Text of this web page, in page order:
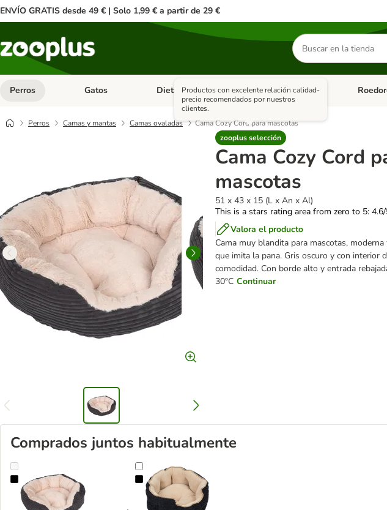
ENVÍO GRATIS desde 49 € | Solo 1,99 € a partir de 29 €
Buscar
productos
Perros Menú de categoria abierto: Perros
Gatos Menú de categoria abierto: Gatos
Dieta Vet. Menú de categoria abierto: Dieta Vet.
Antiparasitarios Menú
Perros Camas y mantas Camas ovaladas
Cama Cozy Cord para mascotas
zooplus selección
Productos con excelente relación calidad-
precio recomendados por nuestros
clientes.
Cama Cozy Cord
mascotas
51 x 43 x 15 (L x An x Al)
This is a stars rating area from zero to 5:
Valora el producto
Cama muy blandita para mascotas,
que imita la pana. Gris oscuro y con interior
comodidad. Con borde alto y entrada
30ºC Continuar
Comprados juntos habitualmente
Cama Cozy Cord para mascotas Cama Cozy Kingdom para mascotas